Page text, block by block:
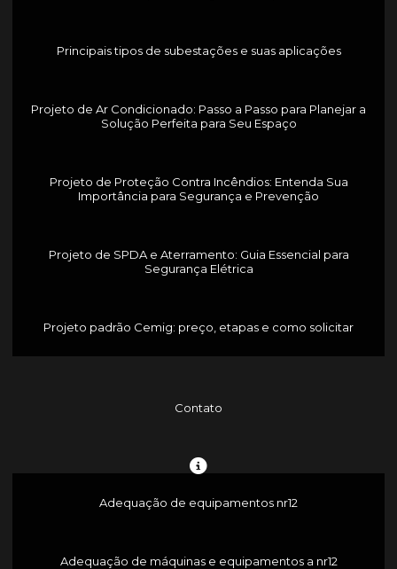
Principais tipos de subestações e suas aplicações
Projeto de Ar Condicionado: Passo a Passo para Planejar a
Solução Perfeita para Seu Espaço
Projeto de Proteção Contra Incêndios: Entenda Sua
Importância para Segurança e Prevenção
Projeto de SPDA e Aterramento: Guia Essencial para
Segurança Elétrica
Projeto padrão Cemig: preço, etapas e como solicitar
Contato
Adequação de equipamentos nr12
Adequação de máquinas e equipamentos a nr12